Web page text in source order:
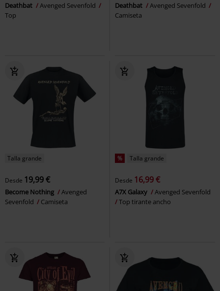
Deathbat
Avenged Sevenfold
Top
Deathbat
Avenged Sevenfold
Camiseta
Talla grande
Desde 19,99 €
Become Nothing
Avenged
Sevenfold
Camiseta
% Talla grande
Desde 16,99 €
A7X Galaxy
Avenged Sevenfold
Top tirante ancho